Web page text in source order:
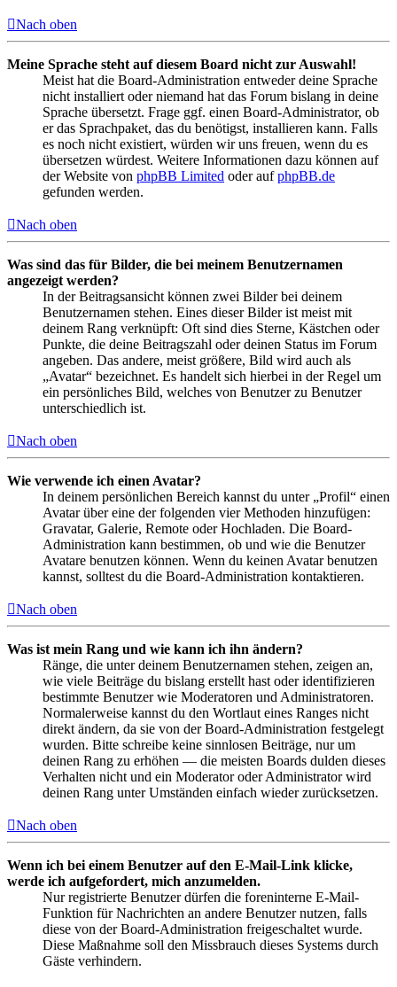
Nach oben
Meine Sprache steht auf diesem Board nicht zur Auswahl!
Meist hat die Board-Administration entweder deine Sprache
nicht installiert oder niemand hat das Forum bislang in deine
Sprache übersetzt. Frage ggf. einen Board-Administrator, ob
er das Sprachpaket, das du benötigst, installieren kann. Falls
es noch nicht existiert, würden wir uns freuen, wenn du es
übersetzen würdest. Weitere Informationen dazu können auf
der Website von phpBB Limited oder aufphpBB.de
gefunden werden.
Nach oben
Was sind das für Bilder, die bei meinem Benutzernamen
angezeigt werden?
In der Beitragsansicht können zwei Bilder bei deinem
Benutzernamen stehen. Eines dieser Bilder ist meist mit
deinem Rang verknüpft: Oft sind dies Sterne, Kästchen oder
Punkte, die deine Beitragszahl oder deinen Status im Forum
angeben. Das andere, meist größere, Bild wird auch als
„Avatar“ bezeichnet. Es handelt sich hierbei in der Regel um
ein persönliches Bild, welches von Benutzer zu Benutzer
unterschiedlich ist.
Nach oben
Wie verwende ich einen Avatar?
In deinem persönlichen Bereich kannst du unter „Profil“ einen
Avatar über eine der folgenden vier Methoden hinzufügen:
Gravatar, Galerie, Remote oder Hochladen. Die Board-
Administration kann bestimmen, ob und wie die Benutzer
Avatare benutzen können. Wenn du keinen Avatar benutzen
kannst, solltest du die Board-Administration kontaktieren.
Nach oben
Was ist mein Rang und wie kann ich ihn ändern?
Ränge, die unter deinem Benutzernamen stehen, zeigen an,
wie viele Beiträge du bislang erstellt hast oder identifizieren
bestimmte Benutzer wie Moderatoren und Administratoren.
Normalerweise kannst du den Wortlaut eines Ranges nicht
direkt ändern, da sie von der Board-Administration festgelegt
wurden. Bitte schreibe keine sinnlosen Beiträge, nur um
deinen Rang zu erhöhen — die meisten Boards dulden dieses
Verhalten nicht und ein Moderator oder Administrator wird
deinen Rang unter Umständen einfach wieder zurücksetzen.
Nach oben
Wenn ich bei einem Benutzer auf den E-Mail-Link klicke,
werde ich aufgefordert, mich anzumelden.
Nur registrierte Benutzer dürfen die foreninterne E-Mail-
Funktion für Nachrichten an andere Benutzer nutzen, falls
diese von der Board-Administration freigeschaltet wurde.
Diese Maßnahme soll den Missbrauch dieses Systems durch
Gäste verhindern.